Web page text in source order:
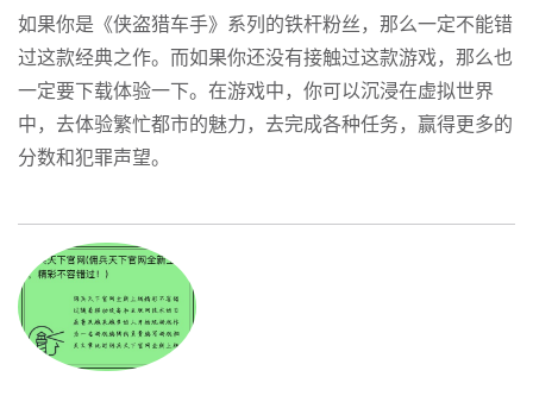
如果你是《侠盗猎车手》系列的铁杆粉丝，那么一定不能错
过这款经典之作。而如果你还没有接触过这款游戏，那么也
一定要下载体验一下。在游戏中，你可以沉浸在虚拟世界
中，去体验繁忙都市的魅力，去完成各种任务，赢得更多的
分数和犯罪声望。